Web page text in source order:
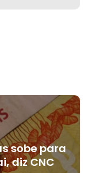
sobe para
diz CNC